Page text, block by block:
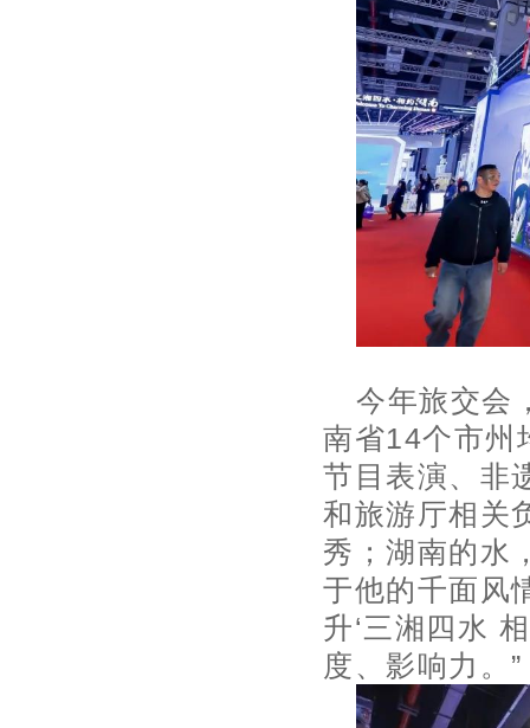
今年旅交会
南省14个市州
节目表演、非
和旅游厅相关
秀；湖南的水
于他的千面风
升‘三湘四水
度、影响力。”